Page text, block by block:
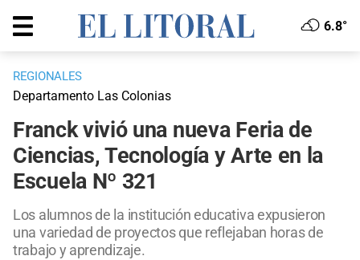
6.8°
REGIONALES
Departamento Las Colonias
Franck vivió una nueva Feria de
Ciencias, Tecnología y Arte en la
Escuela Nº 321
Los alumnos de la institución educativa expusieron
una variedad de proyectos que reflejaban horas de
trabajo y aprendizaje.